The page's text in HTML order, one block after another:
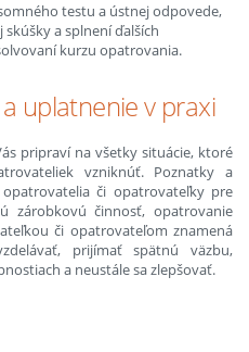
testu a ústnej odpovede,
a splnení ďalších
kurzu opatrovania.
uplatnenie v praxi
pripraví na všetky situácie, ktoré
vzniknúť. Poznatky a
či opatrovateľky pre
zárobkovú činnosť, opatrovanie
či opatrovateľom znamená
prijímať spätnú väzbu,
a neustále sa zlepšovať.